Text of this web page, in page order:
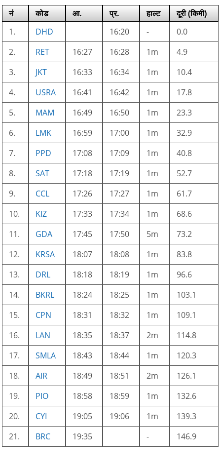
नं कोड आ. प्र. हाल्ट
दूरी (किमी)
1.
DHD 16:20 -
0.0
2.
RET 16:27 16:28 1m
4.9
3.
JKT 16:33 16:34 1m
10.4
4.
USRA 16:41 16:42 1m
17.8
5.
MAM 16:49 16:50 1m
23.3
6.
LMK 16:59 17:00 1m
32.9
7.
PPD 17:08 17:09 1m
40.8
8.
SAT 17:18 17:19 1m
52.7
9.
CCL 17:26 17:27 1m
61.7
10.
KIZ 17:33 17:34 1m
68.6
11.
GDA 17:45 17:50 5m
73.2
12.
KRSA 18:07 18:08 1m
83.8
13.
DRL 18:18 18:19 1m
96.6
14.
BKRL 18:24 18:25 1m
103.1
15.
CPN 18:31 18:32 1m
109.1
16.
LAN 18:35 18:37 2m
114.8
17.
SMLA 18:43 18:44 1m
120.3
18.
AIR 18:49 18:51 2m
126.1
19.
PIO 18:58 18:59 1m
132.6
20.
CYI 19:05 19:06 1m
139.3
21.
BRC 19:35 - 146.9